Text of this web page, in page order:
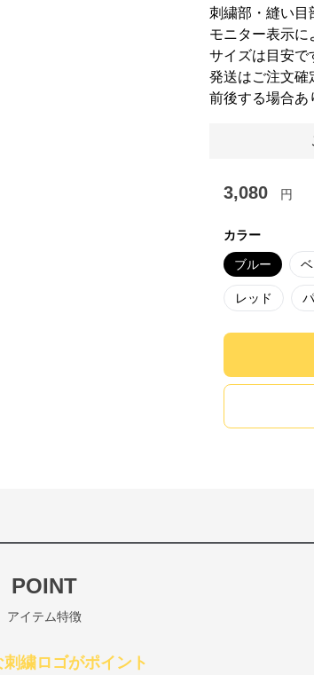
刺繍部・縫い目
モニター表示に
サイズは目安で
発送はご注文確
前後する場合あ
3,080 円
カラー
ブルー
レッド
POINT
アイテム特徴
繍ロゴがポイント